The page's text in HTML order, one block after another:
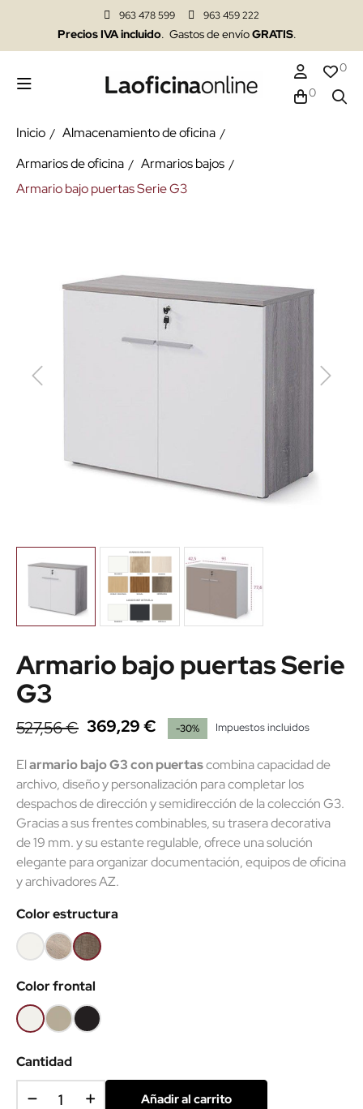
963 478 599 963 459 222
Precios IVA incluido. Gastos de envíoGRATIS.
0
0
Inicio
Almacenamiento de oficina
Armarios de oficina
Armarios bajos
Armario bajo puertas Serie G3
Armario bajo puertas Serie
G3
527,56 € 369,29 € -30% Impuestos incluidos
Elarmario bajo G3 con puertascombina capacidad de
archivo, diseño y personalización para completar los
despachos de dirección y semidirección de la colección G3.
Gracias a sus frentes combinables, su trasera decorativa
de 19 mm. y su estante regulable, ofrece una solución
elegante para organizar documentación, equipos de oficina
y archivadores AZ.
Color estructura
BlancoOlmo
claro
Nebraska
Color frontal
BlancoArenaNegro
Cantidad
Añadir al carrito